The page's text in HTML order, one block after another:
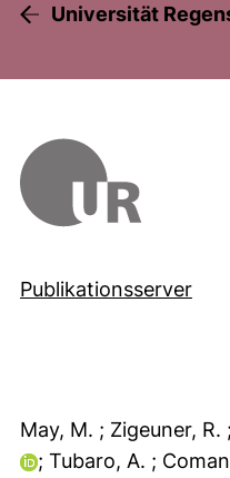
Universität
Publikationsserver
May, M. ; Zigeuner, R.
; Tubaro, A. ;